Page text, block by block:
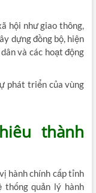
hội như giao thông,
dựng đồng bộ, hiện
và các hoạt động
phát triển của vùng
thành
hành chính cấp tỉnh
quản lý hành